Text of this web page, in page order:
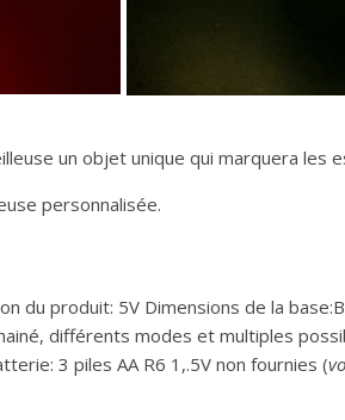
un objet unique qui marquera les
personnalisée.
du produit: 5V Dimensions de la
différents modes et multiples
3 piles AA R6 1,.5V non fournies (